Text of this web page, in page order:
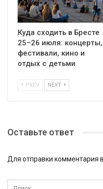
Куда сходить в Бресте
25–26 июля: концерты,
фестивали, кино и
отдых с детьми
PREV NEXT
Оставьте ответ
Для отправки комментария